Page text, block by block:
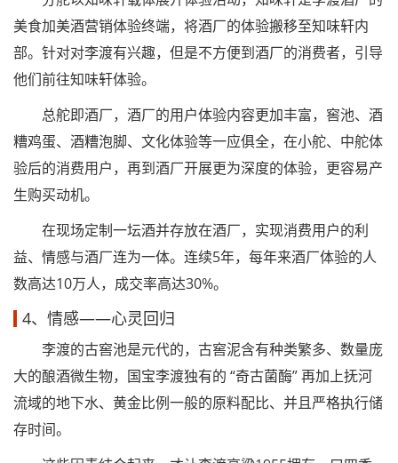
美食加美酒营销体验终端，将酒厂的体验搬移至知味轩内
部。针对对李渡有兴趣，但是不方便到酒厂的消费者，引导
他们前往知味轩体验。
总舵即酒厂，酒厂的用户体验内容更加丰富，窖池、酒
糟鸡蛋、酒糟泡脚、文化体验等一应俱全，在小舵、中舵体
验后的消费用户，再到酒厂开展更为深度的体验，更容易产
生购买动机。
在现场定制一坛酒并存放在酒厂，实现消费用户的利
益、情感与酒厂连为一体。连续5年，每年来酒厂体验的人
数高达10万人，成交率高达30%。
4、情感——心灵回归
李渡的古窖池是元代的，古窖泥含有种类繁多、数量庞
大的酿酒微生物，国宝李渡独有的 “奇古菌酶” 再加上抚河
流域的地下水、黄金比例一般的原料配比、并且严格执行储
存时间。